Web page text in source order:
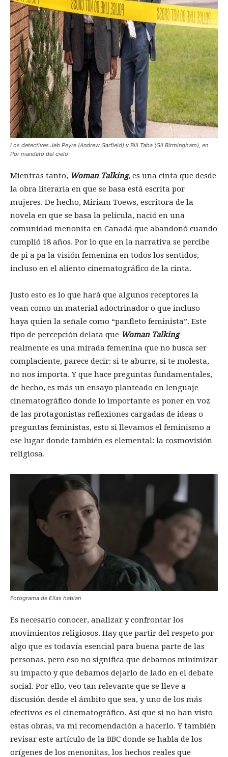
Los detectives Jeb Peyre (Andrew Garfield) y Bill Taba (Gil Birmingham), en
Por mandato del cielo
Mientras tanto, Woman Talking, es una cinta que desde
la obra literaria en que se basa está escrita por
mujeres. De hecho, Miriam Toews, escritora de la
novela en que se basa la película, nació en una
comunidad menonita en Canadá que abandonó cuando
cumplió 18 años. Por lo que en la narrativa se percibe
de pi a pa la visión femenina en todos los sentidos,
incluso en el aliento cinematográfico de la cinta.
Justo esto es lo que hará que algunos receptores la
vean como un material adoctrinador o que incluso
haya quien la señale como “panfleto feminista”. Este
tipo de percepción delata que Woman Talking
realmente es una mirada femenina que no busca ser
complaciente, parece decir: si te aburre, si te molesta,
no nos importa. Y que hace preguntas fundamentales,
de hecho, es más un ensayo planteado en lenguaje
cinematográfico donde lo importante es poner en voz
de las protagonistas reflexiones cargadas de ideas o
preguntas feministas, esto si llevamos el feminismo a
ese lugar donde también es elemental: la cosmovisión
religiosa.
Fotograma de Ellas hablan
Es necesario conocer, analizar y confrontar los
movimientos religiosos. Hay que partir del respeto por
algo que es todavía esencial para buena parte de las
personas, pero eso no significa que debamos minimizar
su impacto y que debamos dejarlo de lado en el debate
social. Por ello, veo tan relevante que se lleve a
discusión desde el ámbito que sea, y uno de los más
efectivos es el cinematográfico. Así que si no han visto
estas obras, va mi recomendación a hacerlo. Y también
revisar este artículo de la BBC donde se habla de los
orígenes de los menonitas, los hechos reales que